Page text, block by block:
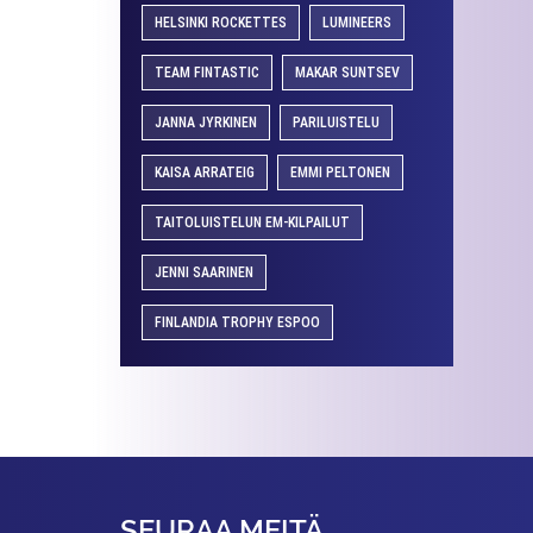
HELSINKI ROCKETTES LUMINEERS
TEAM FINTASTIC MAKAR SUNTSEV
JANNA JYRKINEN PARILUISTELU
KAISA ARRATEIG EMMI PELTONEN
TAITOLUISTELUN EM-KILPAILUT
JENNI SAARINEN
FINLANDIA TROPHY ESPOO